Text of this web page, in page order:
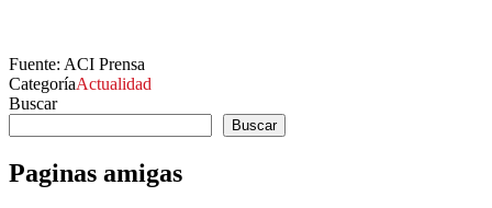
Fuente: ACI Prensa
CategoríaActualidad
Buscar
Buscar
Paginas amigas